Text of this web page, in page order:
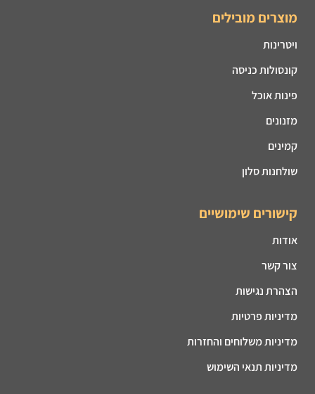
מוצרים מובילים
ויטרינות
קונסולות כניסה
פינות אוכל
מזנונים
קמינים
שולחנות סלון
קישורים שימושיים
אודות
צור קשר
הצהרת נגישות
מדיניות פרטיות
מדיניות משלוחים והחזרות
מדיניות תנאי השימוש